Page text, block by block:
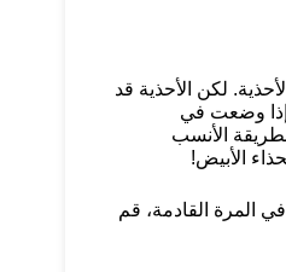
لكن الأحذية قد
وضعت في
الأنسب
الأبيض!
المرة القادمة، قم